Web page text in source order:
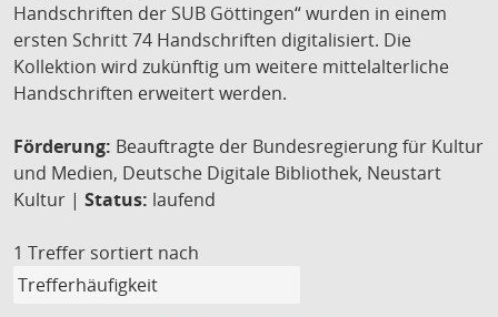
Handschriften der SUB Göttingen“ wurden in einem
ersten Schritt 74 Handschriften digitalisiert. Die
Kollektion wird zukünftig um weitere mittelalterliche
Handschriften erweitert werden.
Förderung: Beauftragte der Bundesregierung für Kultur
und Medien, Deutsche Digitale Bibliothek, Neustart
Kultur | Status: laufend
1 Treffer sortiert nach